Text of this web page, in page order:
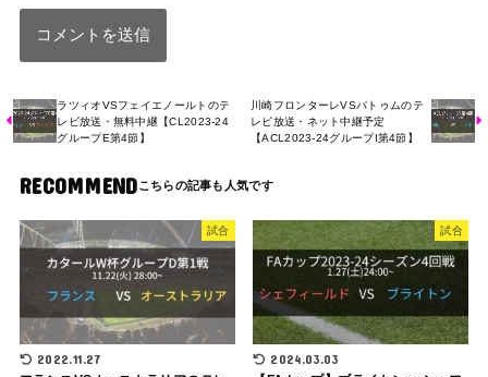
ラツィオVSフェイエノールトのテ
レビ放送・無料中継【CL2023-24
グループE第4節】
川崎フロンターレVSパトゥムのテ
レビ放送・ネット中継予定
【ACL2023-24グループI第4節】
RECOMMEND
試合
2022.11.27
試合
2024.03.03